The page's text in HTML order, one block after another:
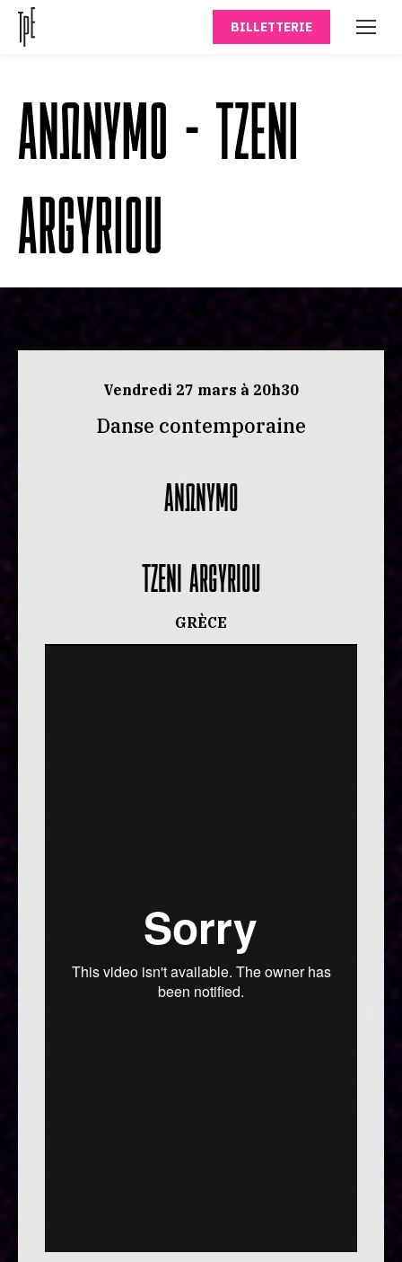
BILLETTERIE
ANΩNYMO – TZENI
ARGYRIOU
Vendredi 27 mars à 20h30
Danse contemporaine
ANΩNYMO
TZENI ARGYRIOU
GRÈCE